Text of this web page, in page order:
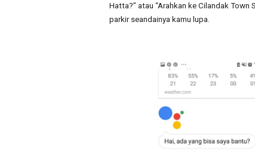
Hatta?” atau “Arahkan ke Cilandak
parkir seandainya kamu lupa.